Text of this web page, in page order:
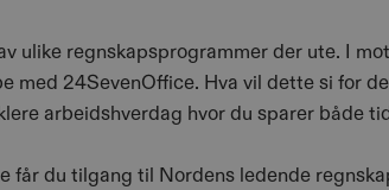
ulike regnskapsprogrammer der ute. I
med 24SevenOffice. Hva vil dette si for
arbeidshverdag hvor du sparer både
får du tilgang til Nordens ledende